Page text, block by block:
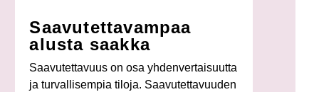
Saavutettavampaa
alusta saakka
Saavutettavuus on osa yhdenvertaisuutta
ja turvallisempia tiloja​. Saavutettavuuden